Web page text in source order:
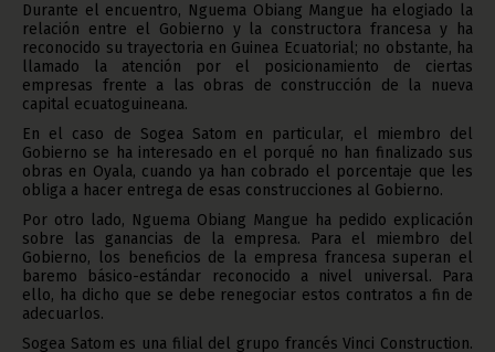
Durante el encuentro, Nguema Obiang Mangue ha elogiado la
relación entre el Gobierno y la constructora francesa y ha
reconocido su trayectoria en Guinea Ecuatorial; no obstante, ha
llamado la atención por el posicionamiento de ciertas
empresas frente a las obras de construcción de la nueva
capital ecuatoguineana.
En el caso de Sogea Satom en particular, el miembro del
Gobierno se ha interesado en el porqué no han finalizado sus
obras en Oyala, cuando ya han cobrado el porcentaje que les
obliga a hacer entrega de esas construcciones al Gobierno.
Por otro lado, Nguema Obiang Mangue ha pedido explicación
sobre las ganancias de la empresa. Para el miembro del
Gobierno, los beneficios de la empresa francesa superan el
baremo básico-estándar reconocido a nivel universal. Para
ello, ha dicho que se debe renegociar estos contratos a fin de
adecuarlos.
Sogea Satom es una filial del grupo francés Vinci Construction.